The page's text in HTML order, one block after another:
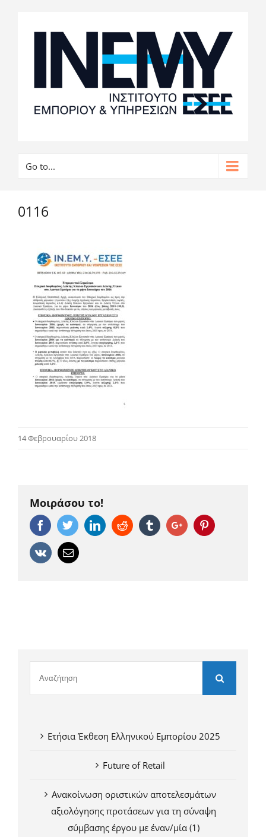
Go to...
0116
14 Φεβρουαρίου 2018
Μοιράσου το!
FacebookTwitterLinkedinReddit TumblrGoogle+Pinterest
Vk Email
Ετήσια Έκθεση Ελληνικού Εμπορίου 2025
Future of Retail
Ανακοίνωση οριστικών αποτελεσμάτων
αξιολόγησης προτάσεων για τη σύναψη
σύμβασης έργου με έναν/μία (1)